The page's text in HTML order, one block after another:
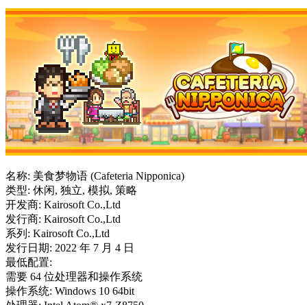
名称: 美食梦物语 (Cafeteria Nipponica)
类型: 休闲, 独立, 模拟, 策略
开发商: Kairosoft Co.,Ltd
发行商: Kairosoft Co.,Ltd
系列: Kairosoft Co.,Ltd
发行日期: 2022 年 7 月 4 日
最低配置:
需要 64 位处理器和操作系统
操作系统: Windows 10 64bit